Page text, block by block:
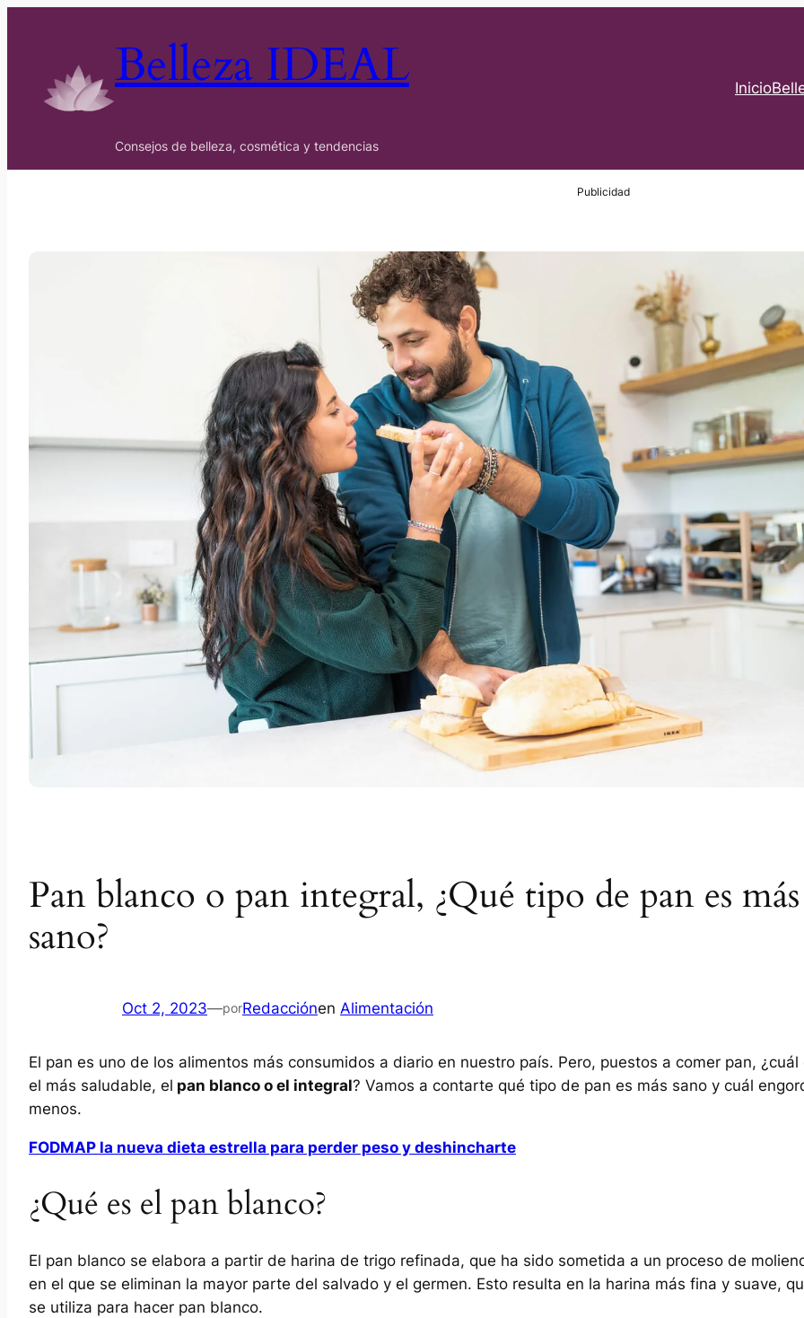
Belleza IDEAL
Consejos de belleza, cosmética y tendencias
Inicio
Pan blanco o pan integral, ¿Qué tipo de pan es más
sano?
Oct 2, 2023—porRedacciónen Alimentación
El pan es uno de los alimentos más consumidos a diario en nuestro país. Pero, puestos a comer pan, ¿cuál
el más saludable, el pan blanco o el integral? Vamos a contarte qué tipo de pan es más sano y cuál
menos.
FODMAP la nueva dieta estrella para perder peso y deshincharte
¿Qué es el pan blanco?
El pan blanco se elabora a partir de harina de trigo refinada, que ha sido sometida a un proceso de
en el que se eliminan la mayor parte del salvado y el germen. Esto resulta en la harina más fina y suave,
se utiliza para hacer pan blanco.